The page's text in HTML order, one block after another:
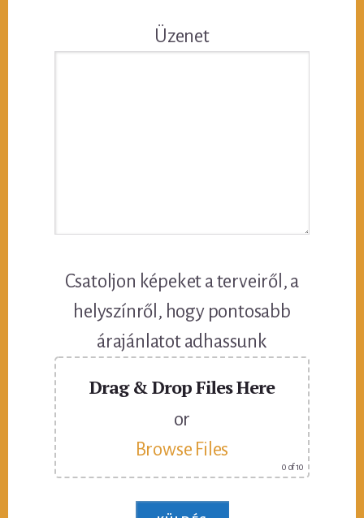
Üzenet
Csatoljon képeket a terveiről, a
helyszínről, hogy pontosabb
árajánlatot adhassunk
Drag & Drop Files Here
or
Browse Files
0 of 10